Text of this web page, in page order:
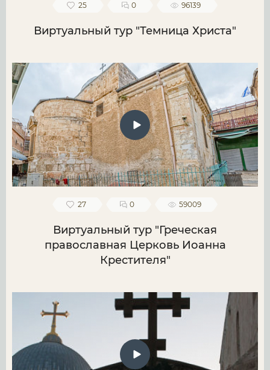
25 0 96139
Виртуальный тур "Темница Христа"
27 0 59009
Виртуальный тур "Греческая
православная Церковь Иоанна
Крестителя"